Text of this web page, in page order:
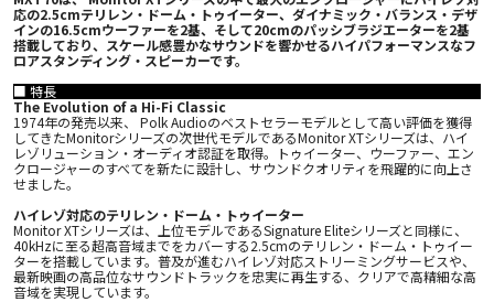
応の2.5cmテリレン・ドーム・トゥイーター、ダイナミック・バランス・デザ
インの16.5cmウーファーを2基、そして20cmのパッシブラジエーターを2基
搭載しており、スケール感豊かなサウンドを響かせるハイパフォーマンスなフ
ロアスタンディング・スピーカーです。
■ 特長
The Evolution of a Hi-Fi Classic
1974年の発売以来、 Polk Audioのベストセラーモデルとして高い評価を獲得
してきたMonitorシリーズの次世代モデルであるMonitor XTシリーズは、ハイ
レゾリューション・オーディオ認証を取得。トゥイーター、ウーファー、エン
クロージャーのすべてを新たに設計し、サウンドクオリティを飛躍的に向上さ
せました。
ハイレゾ対応のテリレン・ドーム・トゥイーター
Monitor XTシリーズは、上位モデルであるSignature Eliteシリーズと同様に、
40kHzに至る超高音域までをカバーする2.5cmのテリレン・ドーム・トゥイー
ターを搭載しています。普及が進むハイレゾ対応ストリーミングサービスや、
最新映画の高品位なサウンドトラックを忠実に再生する、クリアで高精細な高
音域を実現しています。